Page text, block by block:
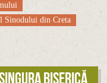
Sinodului din Creta
biserică